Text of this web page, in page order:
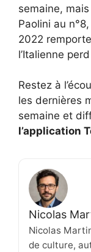
semaine,
Paolini au
2022
l’Italienne
Restez à
les dernières
semaine et
l’application
Nicolas
Nicolas
de culture,